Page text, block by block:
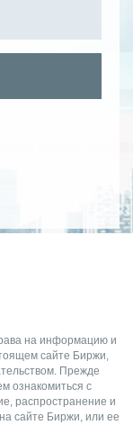
на информацию и
сайте Биржи,
Прежде
ознакомиться с
распространение и
сайте Биржи, или ее